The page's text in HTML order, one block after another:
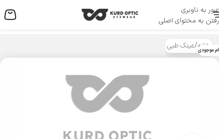
عبور به ناوبری
رفتن به محتوای اصلی
منو
خانه/عینک طبی موجودی